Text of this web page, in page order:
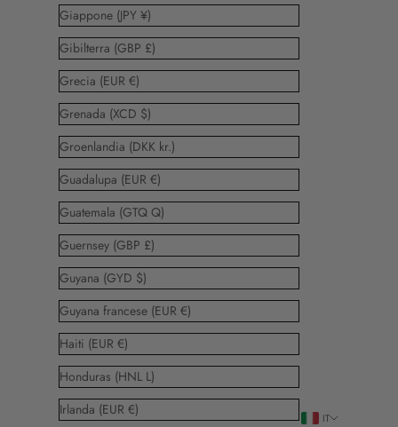
Giappone (JPY ¥)
Gibilterra (GBP £)
Grecia (EUR €)
Grenada (XCD $)
Groenlandia (DKK kr.)
Guadalupa (EUR €)
Guatemala (GTQ Q)
Guernsey (GBP £)
Guyana (GYD $)
Guyana francese (EUR €)
Haiti (EUR €)
Honduras (HNL L)
Irlanda (EUR €)
IT